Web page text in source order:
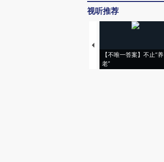
视听推荐
【不唯一答案】不止“养
老”